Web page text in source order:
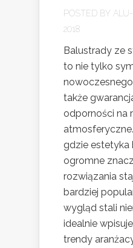
POSTED BY ALU-
2018
Balustrady ze
to nie tylko
także
odporności na
gdzie estetyka
ogromne
rozwiązania
bardziej
wygląd stali
idealnie
trendy